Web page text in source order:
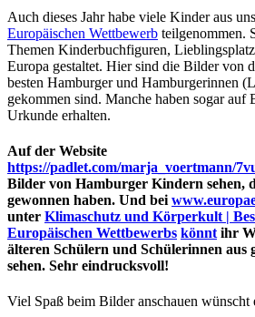
Auch dieses Jahr habe viele Kinder aus
Europäischen Wettbewerb teilgenommen.
Themen Kinderbuchfiguren,
Europa gestaltet. Hier sind die Bilder von
besten Hamburger und Hamburgerinnen
gekommen sind. Manche haben sogar auf
Urkunde erhalten.
Auf der Website
https://padlet.com/marja_voertmann/
Bilder von Hamburger Kindern sehen,
gewonnen haben. Und bei
unter Klimaschutz und Körperkult |
Europäischen Wettbewerbs könnt ihr
älteren Schülern und Schülerinnen aus
sehen. Sehr eindrucksvoll!
Viel Spaß beim Bilder anschauen wünscht